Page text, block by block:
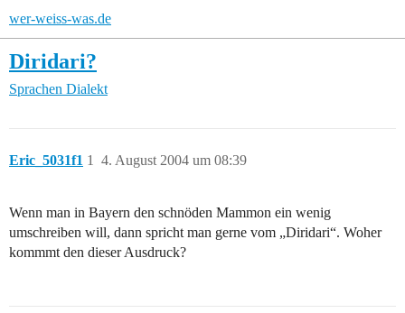
wer-weiss-was.de
Diridari?
Sprachen Dialekt
Eric_5031f1 4. August 2004 um 08:39
1
Wenn man in Bayern den schnöden Mammon ein wenig
umschreiben will, dann spricht man gerne vom „Diridari“. Woher
kommmt den dieser Ausdruck?